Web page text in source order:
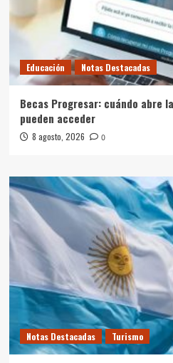
Educación Notas Destacadas
Becas Progresar: cuándo abre
pueden acceder
8 agosto, 2026 0
Notas Destacadas Turismo